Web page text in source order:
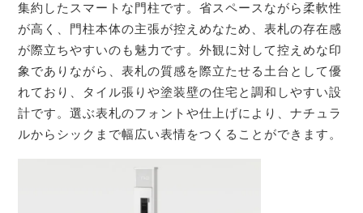
集約したスマートな門柱です。省スペースながら柔軟性
が高く、門柱本体の主張が控えめなため、表札の存在感
が際立ちやすいのも魅力です。外観に対して控えめな印
象でありながら、表札の質感を際立たせる土台として優
れており、タイル張りや塗装壁の住宅と調和しやすい設
計です。選ぶ表札のフォントや仕上げにより、ナチュラ
ルからシックまで幅広い表情をつくることができます。